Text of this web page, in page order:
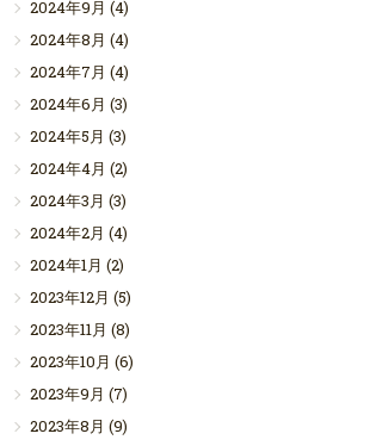
2024年9月 (4)
2024年8月 (4)
2024年7月 (4)
2024年6月 (3)
2024年5月 (3)
2024年4月 (2)
2024年3月 (3)
2024年2月 (4)
2024年1月 (2)
2023年12月 (5)
2023年11月 (8)
2023年10月 (6)
2023年9月 (7)
2023年8月 (9)